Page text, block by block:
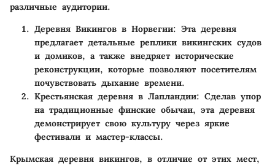
различные аудитории.
Деревня Викингов в Норвегии: Эта деревня
предлагает детальные реплики викингских судов
и домиков, а также внедряет исторические
реконструкции, которые позволяют посетителям
почувствовать дыхание времени.
Крестьянская деревня в Лапландии: Сделав упор
на традиционные финские обычаи, эта деревня
демонстрирует свою культуру через яркие
фестивали и мастер-классы.
Крымская деревня викингов, в отличие от этих мест,